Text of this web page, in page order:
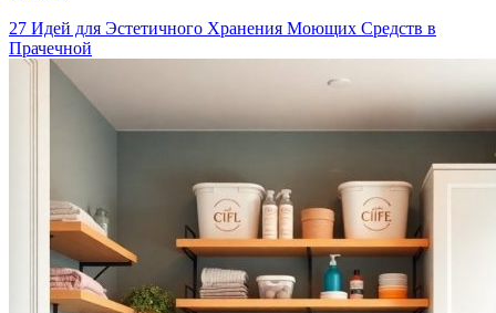
27 Идей для Эстетичного Хранения Моющих Средств в
Прачечной